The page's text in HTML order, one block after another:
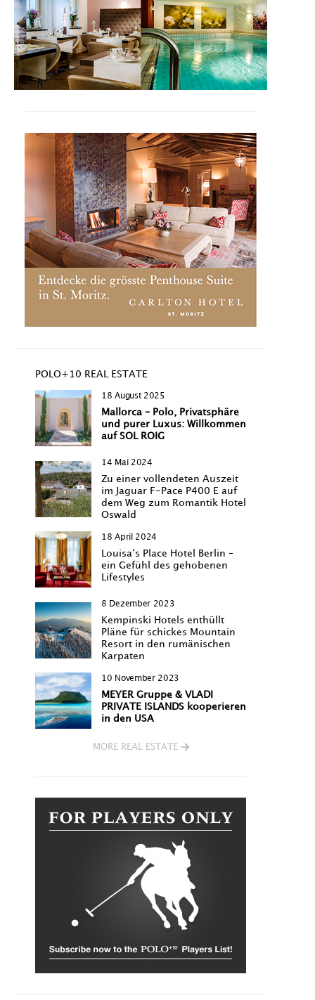
POLO+10 REAL ESTATE
18 August 2025
Mallorca – Polo, Privatsphäre
und purer Luxus: Willkommen
auf SOL ROIG
14 Mai 2024
Zu einer vollendeten Auszeit
im Jaguar F-Pace P400 E auf
dem Weg zum Romantik Hotel
Oswald
18 April 2024
Louisa‘s Place Hotel Berlin –
ein Gefühl des gehobenen
Lifestyles
8 Dezember 2023
Kempinski Hotels enthüllt
Pläne für schickes Mountain
Resort in den rumänischen
Karpaten
10 November 2023
MEYER Gruppe & VLADI
PRIVATE ISLANDS kooperieren
in den USA
MORE REAL ESTATE